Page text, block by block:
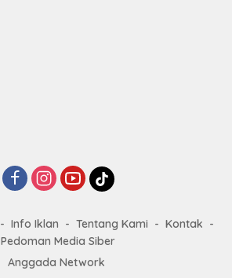
Info Iklan Tentang Kami
Kontak
Pedoman Media Siber
Anggada Network